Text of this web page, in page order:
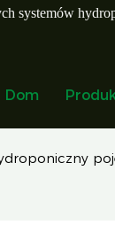
systemów
Dom